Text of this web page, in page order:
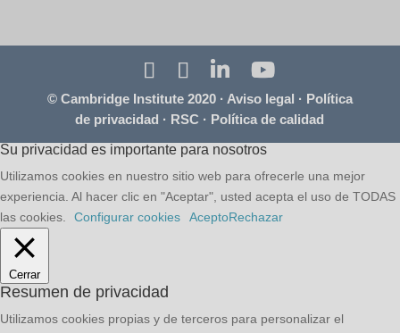
© Cambridge Institute 2020 · Aviso legal · Política
de privacidad · RSC · Política de calidad
Su privacidad es importante para nosotros
Utilizamos cookies en nuestro sitio web para ofrecerle una mejor
experiencia. Al hacer clic en "Aceptar", usted acepta el uso de TODAS
las cookies.
Configurar cookies AceptoRechazar
Cerrar
Resumen de privacidad
Utilizamos cookies propias y de terceros para personalizar el